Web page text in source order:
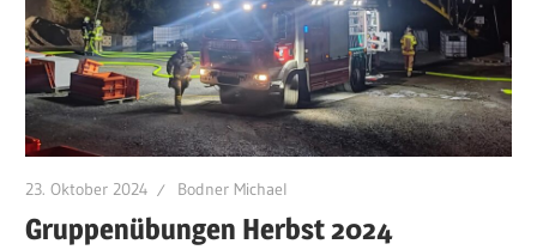
23. Oktober 2024 Bodner Michael
Gruppenübungen Herbst 2024